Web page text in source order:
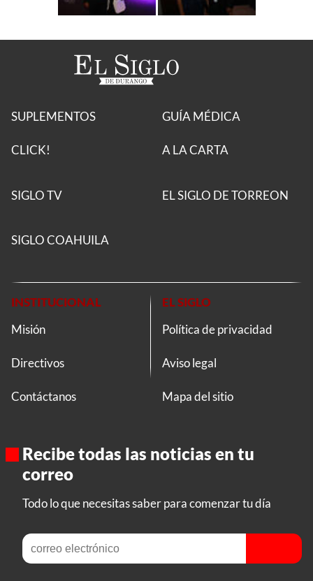
SUPLEMENTOS
CLICK!
GUÍA MÉDICA
A LA CARTA
SIGLO TV EL SIGLO DE TORREON
SIGLO COAHUILA
INSTITUCIONAL
Misión
Directivos
Contáctanos
EL SIGLO
Política de privacidad
Aviso legal
Mapa del sitio
Recibe todas las noticias en tu
correo
Todo lo que necesitas saber para comenzar tu día